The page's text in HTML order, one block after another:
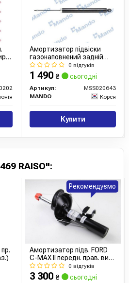
Амортизатор підвіски
газонаповнений задній
Ford Focus (11-)
(MSS020643) MANDO
0 відгуків
1 490 ₴ сьогодні
Артикул:
MSS020643
MANDO
Корея
Купити
RAISO":
Амортизатор підв. FORD
C-MAX II передн. прав. вир-
во SACHS)
0 відгуків
3 300 ₴ сьогодні
Рекомендуємо